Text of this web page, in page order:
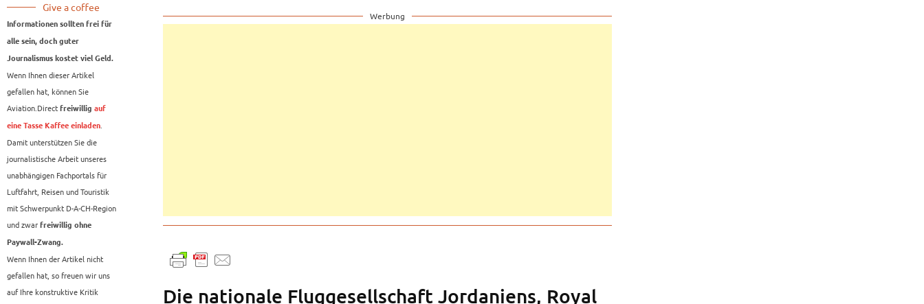
Give a coffee
Informationen sollten frei für
alle sein, doch guter
Journalismus kostet viel Geld.
Wenn Ihnen dieser Artikel
gefallen hat, können Sie
Aviation.Direct freiwillig auf
eine Tasse Kaffee einladen.
Damit unterstützen Sie die
journalistische Arbeit unseres
unabhängigen Fachportals für
Luftfahrt, Reisen und Touristik
mit Schwerpunkt D-A-CH-Region
und zwar freiwillig ohne
Paywall-Zwang.
Wenn Ihnen der Artikel nicht
gefallen hat, so freuen wir uns
auf Ihre konstruktive Kritik
Werbung
Die nationale Fluggesellschaft Jordaniens, Royal